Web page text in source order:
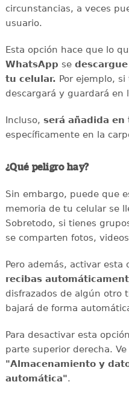
circunstancias, a veces
usuario.
Esta opción hace que lo
WhatsApp se
tu celular. Por ejemplo,
descargará y guardará
Incluso, será añadida
específicamente en la
¿Qué peligro hay?
Sin embargo, puede que
memoria de tu celular se
Sobretodo, si tienes
se comparten fotos,
Pero además, activar
recibas
disfrazados de algún otro
bajará de forma
Para desactivar esta
parte superior derecha. Ve
"Almacenamiento y
automática".